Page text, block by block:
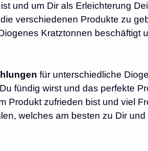
und um Dir als Erleichterung
verschiedenen Produkte zu
Kratztonnen beschäftigt
für unterschiedliche
fündig wirst und das perfekte
Produkt zufrieden bist und viel
welches am besten zu Dir